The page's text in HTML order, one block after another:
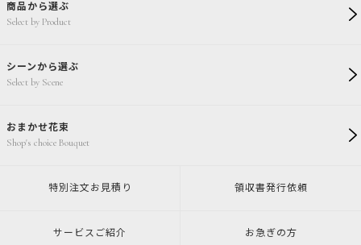
商品から選ぶ
Select by Product
シーンから選ぶ
Select by Scene
おまかせ花束
Shop's choice Bouquet
特別注文 お見積り 領収書発行依頼
サービスご紹介 お急ぎの方